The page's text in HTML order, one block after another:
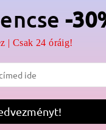
-
| Csak 24 óráig!